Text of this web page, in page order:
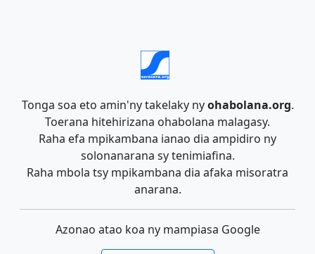
Tonga soa eto amin'ny takelaky nyohabolana.org.
Toerana hitehirizana ohabolana malagasy.
Raha efa mpikambana ianao dia ampidiro ny
solonanarana sy tenimiafina.
Raha mbola tsy mpikambana dia afaka misoratra
anarana.
Azonao atao koa ny mampiasa Google